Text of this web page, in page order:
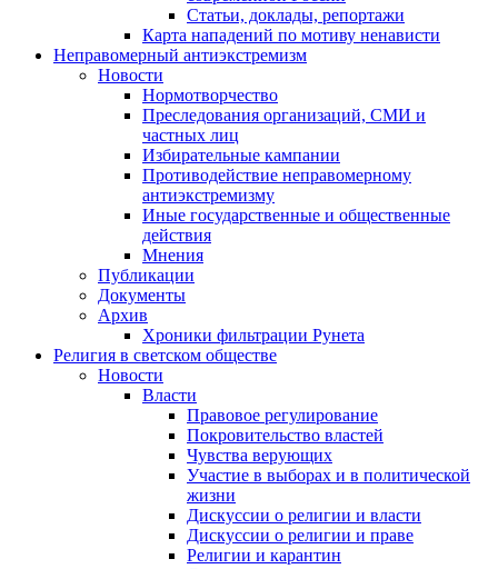
Статьи, доклады, репортажи
Карта нападений по мотиву ненависти
Неправомерный антиэкстремизм
Новости
Нормотворчество
Преследования организаций, СМИ и
частных лиц
Избирательные кампании
Противодействие неправомерному
антиэкстремизму
Иные государственные и общественные
действия
Мнения
Публикации
Документы
Архив
Хроники фильтрации Рунета
Религия в светском обществе
Новости
Власти
Правовое регулирование
Покровительство властей
Чувства верующих
Участие в выборах и в политической
жизни
Дискуссии о религии и власти
Дискуссии о религии и праве
Религии и карантин